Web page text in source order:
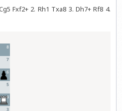
Fxf2+ 2. Rh1 Txa8 3. Dh7+ Rf8 4.